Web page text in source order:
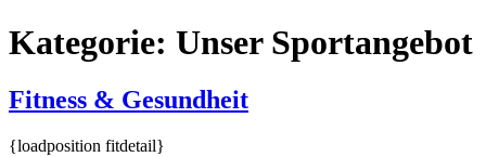
Kategorie: Unser Sportangebot
Fitness & Gesundheit
{loadposition fitdetail}